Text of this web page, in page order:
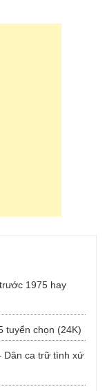
1975 hay
tuyển chọn (24K)
Dân ca trữ tình xứ